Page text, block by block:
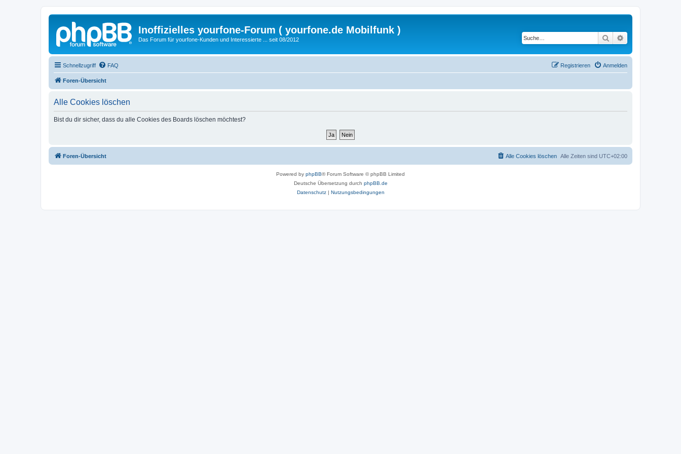
Inoffizielles yourfone-Forum ( yourfone.de Mobilfunk )
Das Forum für yourfone-Kunden und Interessierte ... seit 08/2012 Suche
Schnellzugriff FAQ Anmelden
Registrieren
Foren-Übersicht
Alle Cookies löschen
Bist du dir sicher, dass du alle Cookies des Boards löschen möchtest?
Foren-Übersicht Alle Zeiten sind UTC+02:00
Alle Cookies löschen
Powered by phpBB® Forum Software © phpBB Limited
Deutsche Übersetzung durch phpBB.de
Datenschutz| Nutzungsbedingungen